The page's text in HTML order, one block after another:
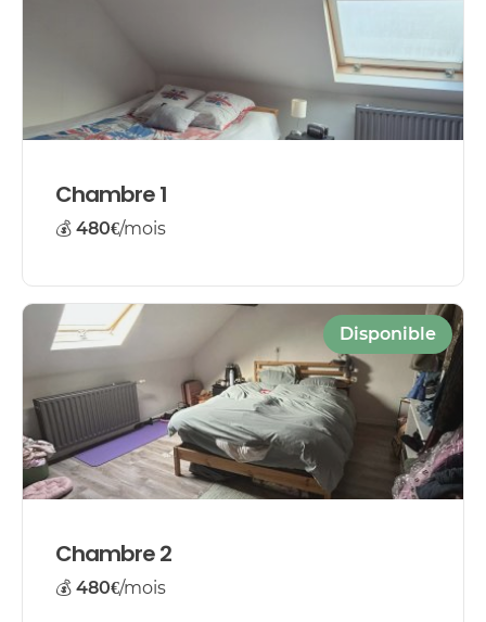
Chambre 1
💰 480€/mois
Disponible
Chambre 2
💰 480€/mois